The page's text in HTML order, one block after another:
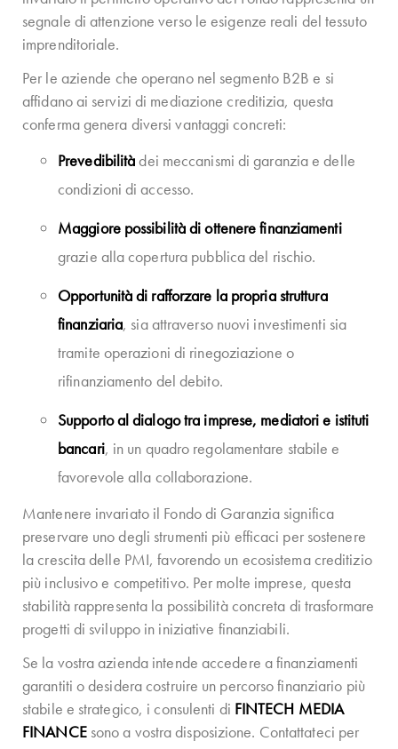
segnale di attenzione verso le esigenze reali del tessuto
imprenditoriale.
Per le aziende che operano nel segmento B2B e si
affidano ai servizi di mediazione creditizia, questa
conferma genera diversi vantaggi concreti:
Prevedibilitàdei meccanismi di garanzia e delle
condizioni di accesso.
Maggiore possibilità di ottenere finanziamenti
grazie alla copertura pubblica del rischio.
Opportunità di rafforzare la propria struttura
finanziaria, sia attraverso nuovi investimenti sia
tramite operazioni di rinegoziazione o
rifinanziamento del debito.
Supporto al dialogo tra imprese, mediatori e istituti
bancari, in un quadro regolamentare stabile e
favorevole alla collaborazione.
Mantenere invariato il Fondo di Garanzia significa
preservare uno degli strumenti più efficaci per sostenere
la crescita delle PMI, favorendo un ecosistema creditizio
più inclusivo e competitivo. Per molte imprese, questa
stabilità rappresenta la possibilità concreta di trasformare
progetti di sviluppo in iniziative finanziabili.
Se la vostra azienda intende accedere a finanziamenti
garantiti o desidera costruire un percorso finanziario più
stabile e strategico, i consulenti di FINTECH MEDIA
FINANCEsono a vostra disposizione. Contattateci per